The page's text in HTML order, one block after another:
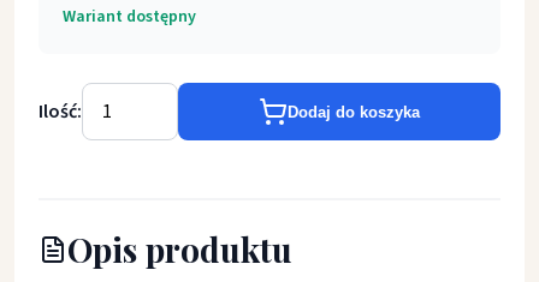
Wariant dostępny
Ilość: Dodaj do koszyka
Opis produktu